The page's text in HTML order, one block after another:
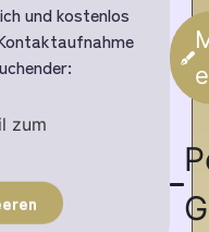
und kostenlos
zum